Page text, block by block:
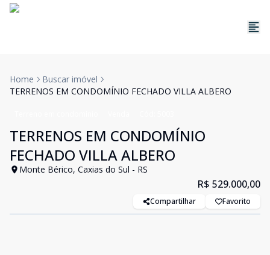
Home
Buscar imóvel
TERRENOS EM CONDOMÍNIO FECHADO VILLA ALBERO
TERRENOS EM CONDOMÍNIO
FECHADO VILLA ALBERO
Monte Bérico, Caxias do Sul - RS
R$ 529.000,00
Compartilhar Favorito